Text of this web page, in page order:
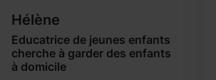
Hélène
Educatrice de jeunes enfants
cherche à garder des enfants
à domicile